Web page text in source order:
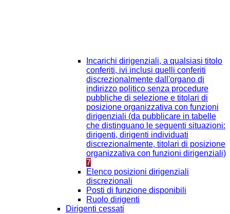
Incarichi dirigenziali, a qualsiasi titolo
conferiti, ivi inclusi quelli conferiti
discrezionalmente dall'organo di
indirizzo politico senza procedure
pubbliche di selezione e titolari di
posizione organizzativa con funzioni
dirigenziali (da pubblicare in tabelle
che distinguano le seguenti situazioni:
dirigenti, dirigenti individuati
discrezionalmente, titolari di posizione
organizzativa con funzioni dirigenziali)
7
Elenco posizioni dirigenziali
discrezionali
Posti di funzione disponibili
Ruolo dirigenti
Dirigenti cessati